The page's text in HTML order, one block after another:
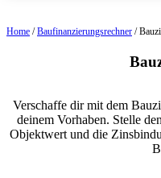
Home /Baufinanzierungsrechner /
Verschaffe dir mit dem
deinem Vorhaben. Stelle
Objektwert und die